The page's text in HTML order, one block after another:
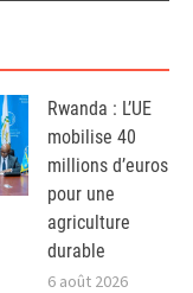
Rwanda : L’UE
mobilise 40
millions d’euros
pour une
agriculture
durable
6 août 2026